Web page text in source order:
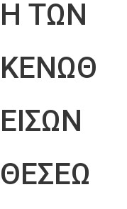
Η ΤΩΝ
ΚΕΝΩΘ
ΕΙΣΩΝ
ΘΕΣΕΩ